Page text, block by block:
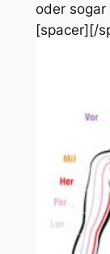
oder sogar
[spacer][/